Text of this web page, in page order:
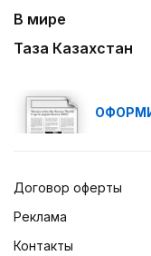
В мире
Таза Казахстан
Договор оферты
Реклама
Контакты